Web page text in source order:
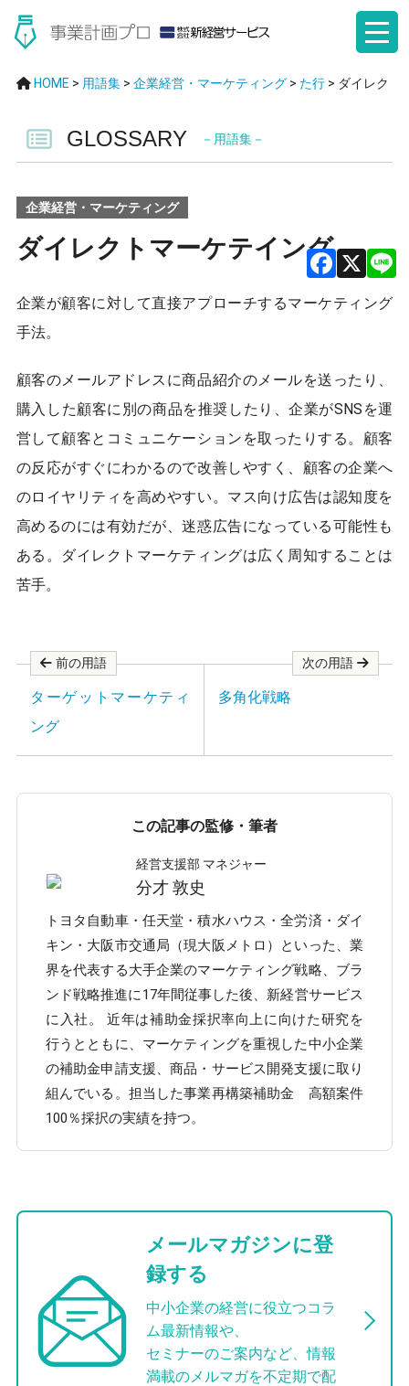
HOME > 用語集> 企業経営・マーケティング> た行> ダイレクト
GLOSSARY －用語集－
企業経営・マーケティング
ダイレクトマーケテイング
F
b
o
o
k
X
企業が顧客に対して直接アプローチするマーケティング
手法。
顧客のメールアドレスに商品紹介のメールを送ったり、
購入した顧客に別の商品を推奨したり、企業がSNSを運
営して顧客とコミュニケーションを取ったりする。顧客
の反応がすぐにわかるので改善しやすく、顧客の企業へ
のロイヤリティを高めやすい。マス向け広告は認知度を
高めるのには有効だが、迷惑広告になっている可能性も
ある。ダイレクトマーケティングは広く周知することは
苦手。
前の用語
ターゲットマーケティ
ング
次の用語
多角化戦略
この記事の監修・筆者
経営支援部 マネジャー
分才 敦史
トヨタ自動車・任天堂・積水ハウス・全労済・ダイ
キン・大阪市交通局（現大阪メトロ）といった、業
界を代表する大手企業のマーケティング戦略、ブラ
ンド戦略推進に17年間従事した後、新経営サービス
に入社。 近年は補助金採択率向上に向けた研究を
行うとともに、マーケティングを重視した中小企業
の補助金申請支援、商品・サービス開発支援に取り
組んでいる。担当した事業再構築補助金 高額案件
100％採択の実績を持つ。
メールマガジンに登
録する
中小企業の経営に役立つコラ
ム最新情報や、
セミナーのご案内など、情報
満載のメルマガを不定期で配